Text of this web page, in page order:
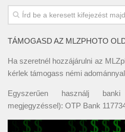
TÁMOGASD AZ MLZPHOTO
Ha szeretnél hozzájárulni az
kérlek támogass némi
Egyszerűen használj
megjegyzéssel): OTP Bank